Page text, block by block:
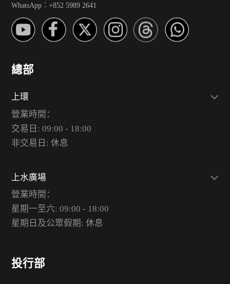
WhatsApp︰+852 5989 2641
總部
上環
營業時間：
交易日: 09:00 - 18:00
非交易日: 休息
上水廣場
營業時間：
星期一至六: 09:00 - 18:00
星期日及公眾假期: 休息
投行部